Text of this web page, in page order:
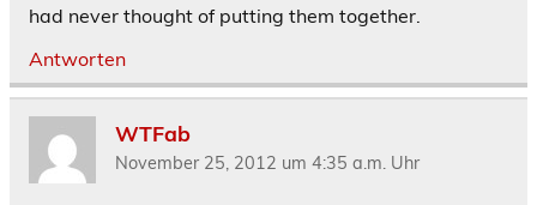
had never thought of putting them together.
Antworten
WTFab
November 25, 2012 um 4:35 a.m. Uhr